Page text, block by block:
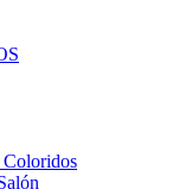
Coloridos